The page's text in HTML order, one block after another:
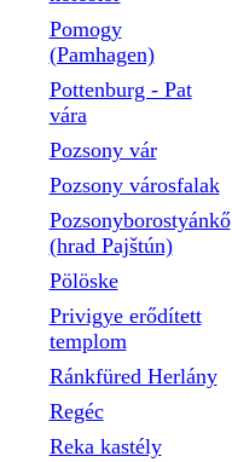
Pomogy
(Pamhagen)
Pottenburg - Pat
vára
Pozsony vár
Pozsony városfalak
Pozsonyborostyánkő
(hrad Pajštún)
Pölöske
Privigye erődített
templom
Ránkfüred Herlány
Regéc
Reka kastély